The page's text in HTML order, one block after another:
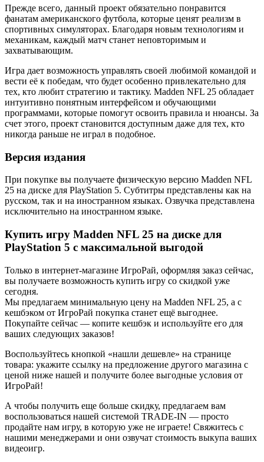
Прежде всего, данный проект обязательно понравится
фанатам американского футбола, которые ценят реализм в
спортивных симуляторах. Благодаря новым технологиям и
механикам, каждый матч станет неповторимым и
захватывающим.
Игра дает возможность управлять своей любимой командой и
вести её к победам, что будет особенно привлекательно для
тех, кто любит стратегию и тактику. Madden NFL 25 обладает
интуитивно понятным интерфейсом и обучающими
программами, которые помогут освоить правила и нюансы. За
счет этого, проект становится доступным даже для тех, кто
никогда раньше не играл в подобное.
Версия издания
При покупке вы получаете физическую версию Madden NFL
25 на диске для PlayStation 5. Субтитры представлены как на
русском, так и на иностранном языках. Озвучка представлена
исключительно на иностранном языке.
Купить игру Madden NFL 25 на диске для
PlayStation 5 с максимальной выгодой
Только в интернет-магазине ИгроРай, оформляя заказ сейчас,
вы получаете возможность купить игру со скидкой уже
сегодня.
Мы предлагаем минимальную цену на Madden NFL 25, а с
кешбэком от ИгроРай покупка станет ещё выгоднее.
Покупайте сейчас — копите кешбэк и используйте его для
ваших следующих заказов!
Воспользуйтесь кнопкой «нашли дешевле» на странице
товара: укажите ссылку на предложение другого магазина с
ценой ниже нашей и получите более выгодные условия от
ИгроРай!
А чтобы получить еще больше скидку, предлагаем вам
воспользоваться нашей системой TRADE-IN — просто
продайте нам игру, в которую уже не играете! Свяжитесь с
нашими менеджерами и они озвучат стоимость выкупа ваших
видеоигр.